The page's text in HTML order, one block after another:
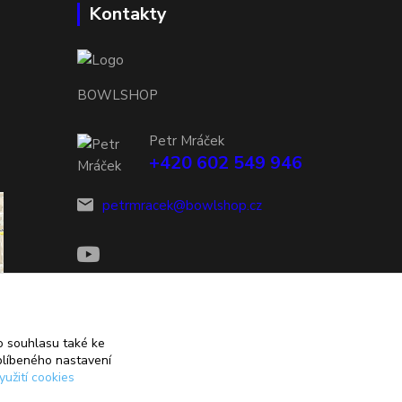
Kontakty
BOWLSHOP
Petr Mráček
+420 602 549 946
petrmracek@bowlshop.cz
souhlasu také ke
nastavení
cookies